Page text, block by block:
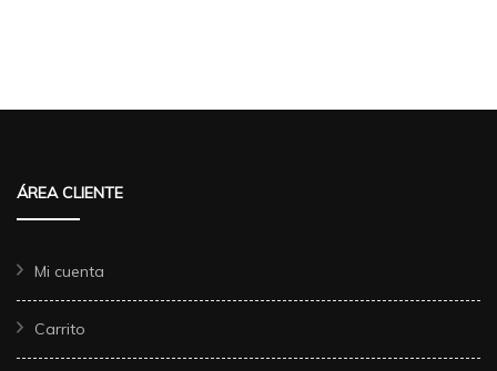
ÁREA CLIENTE
Mi cuenta
Carrito